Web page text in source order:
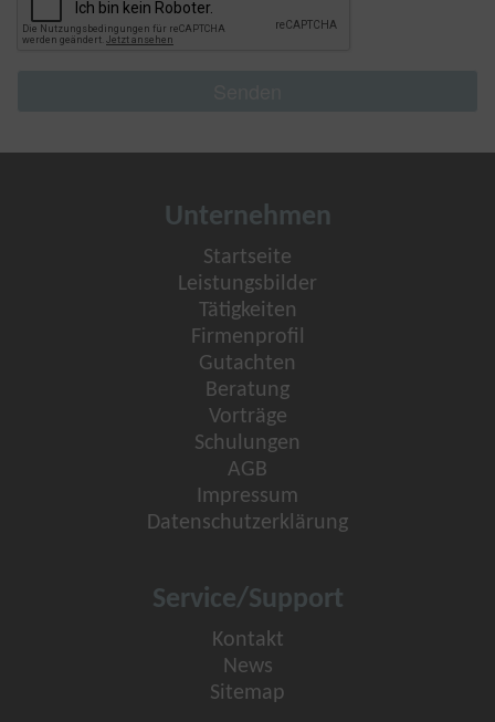
Unternehmen
Startseite
Leistungsbilder
Tätigkeiten
Firmenprofil
Gutachten
Beratung
Vorträge
Schulungen
AGB
Impressum
Datenschutzerklärung
Service/Support
Kontakt
News
Sitemap